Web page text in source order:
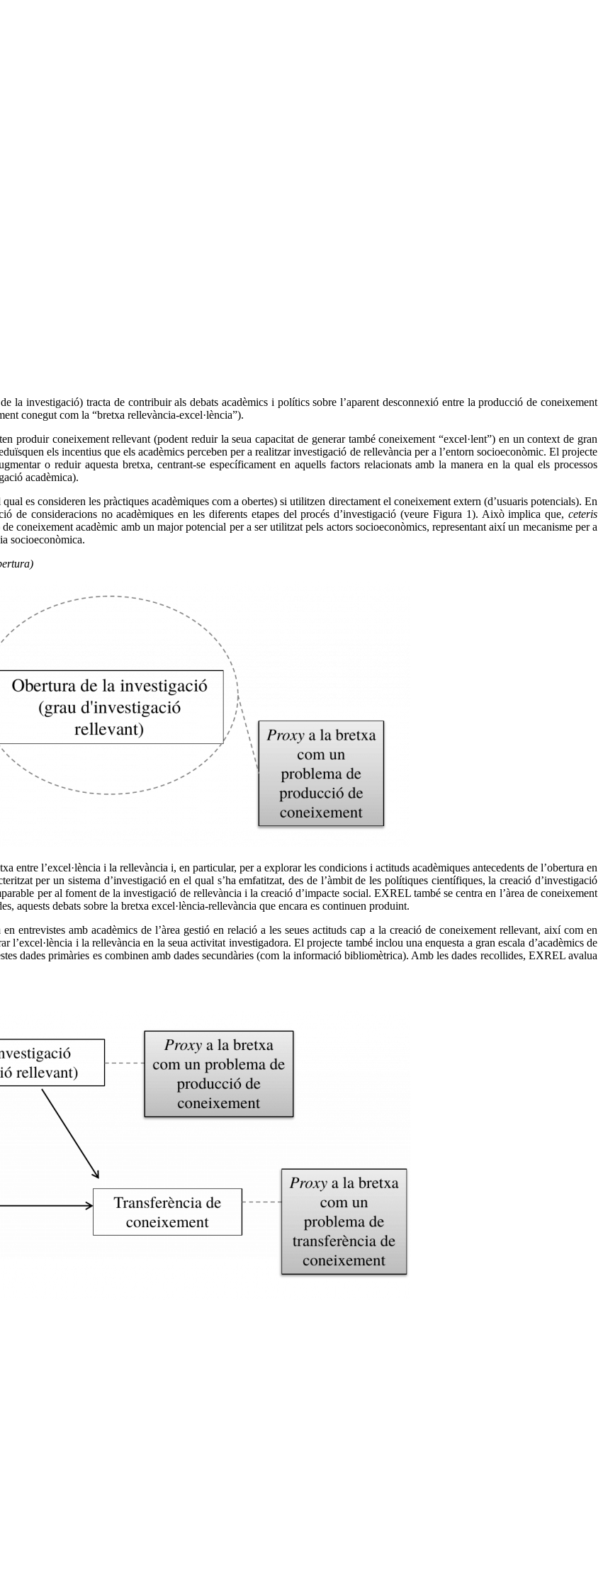
la investigació) tracta de contribuir als debats acadèmics i polítics sobre l’aparent desconnexió entre la producció de coneixement
conegut com la “bretxa rellevància-excel·lència”).
produir coneixement rellevant (podent reduir la seua capacitat de generar també coneixement “excel·lent”) en un context de gran
els incentius que els acadèmics perceben per a realitzar investigació de rellevància per a l’entorn socioeconòmic. El projecte
o reduir aquesta bretxa, centrant-se específicament en aquells factors relacionats amb la manera en la qual els processos
acadèmica).
es consideren les pràctiques acadèmiques com a obertes) si utilitzen directament el coneixement extern (d’usuaris potencials). En
de consideracions no acadèmiques en les diferents etapes del procés d’investigació (veure Figura 1). Això implica que, ceteris
coneixement acadèmic amb un major potencial per a ser utilitzat pels actors socioeconòmics, representant així un mecanisme per a
socioeconòmica.
entre l’excel·lència i la rellevància i, en particular, per a explorar les condicions i actituds acadèmiques antecedents de l’obertura en
per un sistema d’investigació en el qual s’ha emfatitzat, des de l’àmbit de les polítiques científiques, la creació d’investigació
per al foment de la investigació de rellevància i la creació d’impacte social. EXREL també se centra en l’àrea de coneixement
aquests debats sobre la bretxa excel·lència-rellevància que encara es continuen produint.
entrevistes amb acadèmics de l’àrea gestió en relació a les seues actituds cap a la creació de coneixement rellevant, així com en
l’excel·lència i la rellevància en la seua activitat investigadora. El projecte també inclou una enquesta a gran escala d’acadèmics de
dades primàries es combinen amb dades secundàries (com la informació bibliomètrica). Amb les dades recollides, EXREL avalua